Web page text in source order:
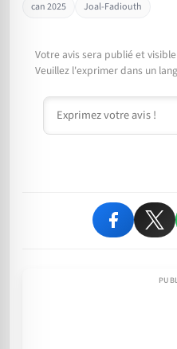
can 2025 Joal-Fadiouth
Votre avis sera publié et
Veuillez l'exprimer dans un
Commentaire